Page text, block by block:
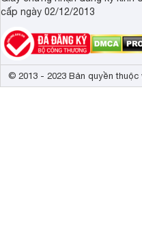
cấp ngày 02/12/2013
© 2013 - 2023 Bản quyền thuộc